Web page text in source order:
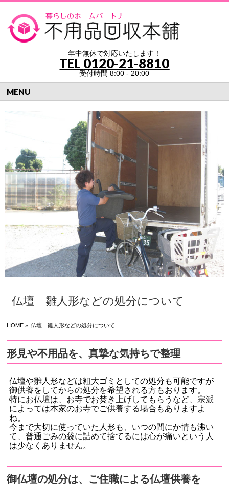
年中無休で対応いたします！
TEL 0120-21-8810
受付時間 8:00 - 20:00
MENU
仏壇 雛人形などの処分について
HOME » 仏壇 雛人形などの処分について
形見や不用品を、真摯な気持ちで整理
仏壇や雛人形などは粗大ゴミとしての処分も可能ですが
御供養をしてからの処分を希望される方もおります。
特にお仏壇は、お寺でお焚き上げしてもらうなど、宗派
によっては本家のお寺でご供養する場合もありますよ
ね。
今まで大切に使っていた人形も、いつの間にか情も沸い
て、普通ごみの袋に詰めて捨てるには心が痛いという人
は少なくありません。
御仏壇の処分は、ご住職による仏壇供養を